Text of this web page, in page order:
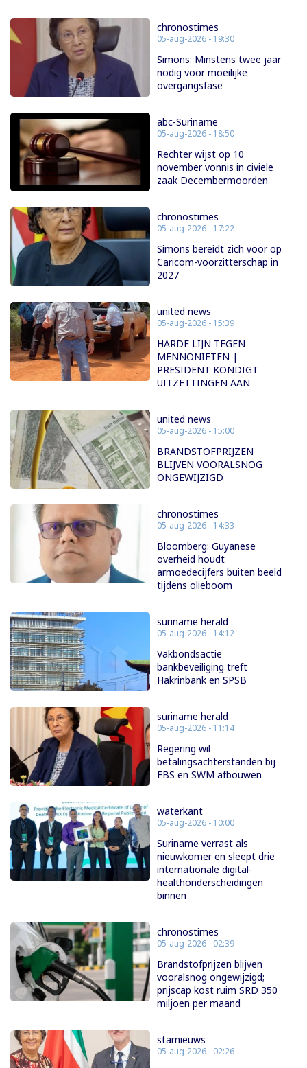
chronostimes
05-aug-2026 - 19:30
Simons: Minstens twee jaar
nodig voor moeilijke
overgangsfase
abc-Suriname
05-aug-2026 - 18:50
Rechter wijst op 10
november vonnis in civiele
zaak Decembermoorden
chronostimes
05-aug-2026 - 17:22
Simons bereidt zich voor op
Caricom-voorzitterschap in
2027
united news
05-aug-2026 - 15:39
HARDE LIJN TEGEN
MENNONIETEN |
PRESIDENT KONDIGT
UITZETTINGEN AAN
united news
05-aug-2026 - 15:00
BRANDSTOFPRIJZEN
BLIJVEN VOORALSNOG
ONGEWIJZIGD
chronostimes
05-aug-2026 - 14:33
Bloomberg: Guyanese
overheid houdt
armoedecijfers buiten beeld
tijdens olieboom
suriname herald
05-aug-2026 - 14:12
Vakbondsactie
bankbeveiliging treft
Hakrinbank en SPSB
suriname herald
05-aug-2026 - 11:14
Regering wil
betalingsachterstanden bij
EBS en SWM afbouwen
waterkant
05-aug-2026 - 10:00
Suriname verrast als
nieuwkomer en sleept drie
internationale digital-
healthonderscheidingen
binnen
chronostimes
05-aug-2026 - 02:39
Brandstofprijzen blijven
vooralsnog ongewijzigd;
prijscap kost ruim SRD 350
miljoen per maand
starnieuws
05-aug-2026 - 02:26